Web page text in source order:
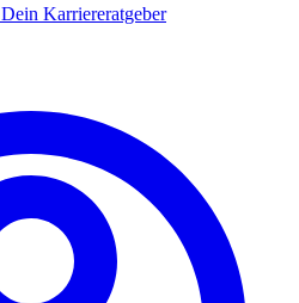
Dein Karriereratgeber